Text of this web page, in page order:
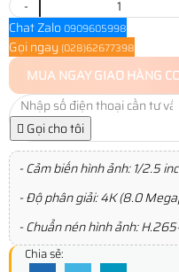
-
Chat Zalo 0909605998
Gọi ngay (028)62677398
MUA NGAYGIAO HÀNG
Gọi cho tôi
- Cảm biến hình ảnh: 1/2.5
- Độ phân giải: 4K (8.0
- Chuẩn nén hình ảnh:
Chia sẻ: